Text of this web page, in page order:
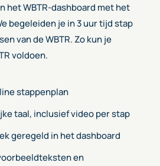
het WBTR-dashboard met het
begeleiden je in 3 uur tijd stap
van de WBTR. Zo kun je
voldoen.
stappenplan
taal, inclusief video per stap
geregeld in het dashboard
en